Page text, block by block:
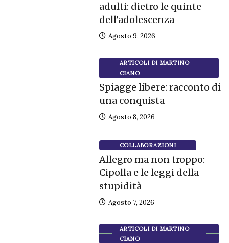
adulti: dietro le quinte
dell’adolescenza
Agosto 9, 2026
ARTICOLI DI MARTINO
CIANO
Spiagge libere: racconto di
una conquista
Agosto 8, 2026
COLLABORAZIONI
Allegro ma non troppo:
Cipolla e le leggi della
stupidità
Agosto 7, 2026
ARTICOLI DI MARTINO
CIANO